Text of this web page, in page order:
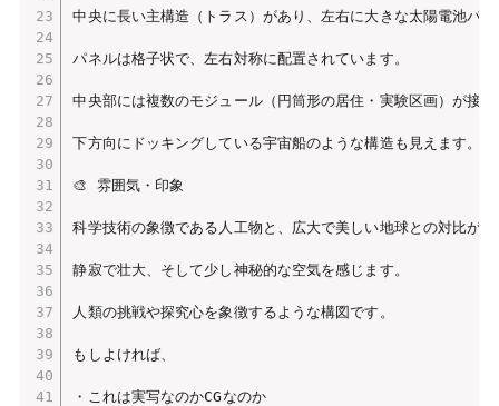
中央に長い主構造（トラス）があり、左右に大きな太陽電池パ
パネルは格子状で、左右対称に配置されています。
中央部には複数のモジュール（円筒形の居住・実験区画）が接
下方向にドッキングしている宇宙船のような構造も見えます。
🎨 雰囲気・印象
科学技術の象徴である人工物と、広大で美しい地球との対比が
静寂で壮大、そして少し神秘的な空気を感じます。
人類の挑戦や探究心を象徴するような構図です。
もしよければ、
・これは実写なのかCGなのか